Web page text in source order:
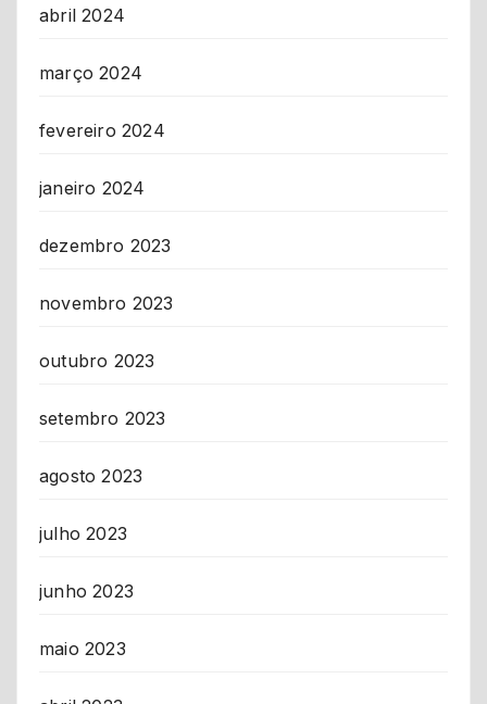
abril 2024
março 2024
fevereiro 2024
janeiro 2024
dezembro 2023
novembro 2023
outubro 2023
setembro 2023
agosto 2023
julho 2023
junho 2023
maio 2023